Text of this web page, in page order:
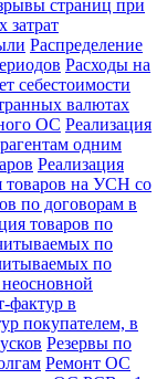
страниц при
затрат
Распределение
Расходы на
себестоимости
валютах
ОС Реализация
одним
Реализация
товаров на УСН со
по договорам в
товаров по
по
по
фактур в
покупателем, в
Резервы по
Ремонт ОС